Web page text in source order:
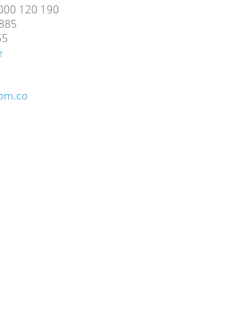
120 190